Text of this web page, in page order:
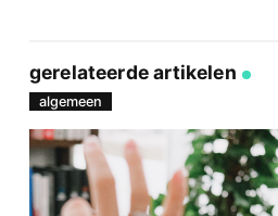
gerelateerde artikelen
algemeen